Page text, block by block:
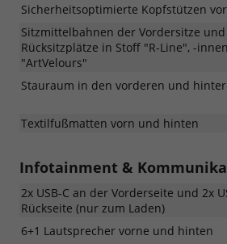
Sicherheitsoptimierte Kopfstützen
Sitzmittelbahnen der Vordersitze
Rücksitzplätze in Stoff "R-Line", -
"ArtVelours"
Stauraum in den vorderen und
Textilfußmatten vorn und hinten
Infotainment &
2x USB-C an der Vorderseite und 2x
Rückseite (nur zum Laden)
6+1 Lautsprecher vorne und hinten